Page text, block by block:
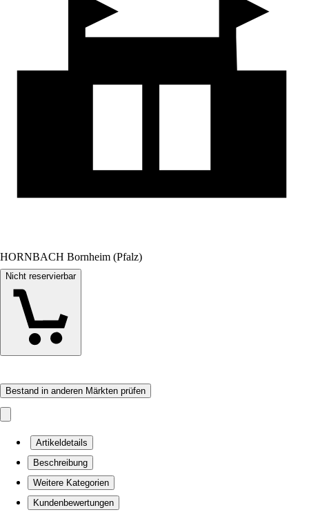
HORNBACH Bornheim (Pfalz)
Nicht reservierbar
Bestand in anderen Märkten prüfen
Artikeldetails
Beschreibung
Weitere Kategorien
Kundenbewertungen